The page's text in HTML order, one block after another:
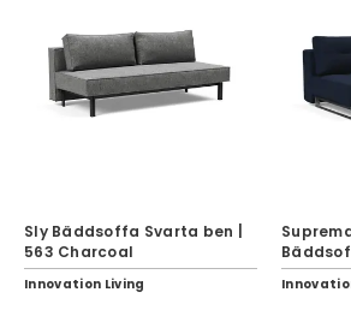
Sly Bäddsoffa Svarta ben |
563 Charcoal
Innovation Living